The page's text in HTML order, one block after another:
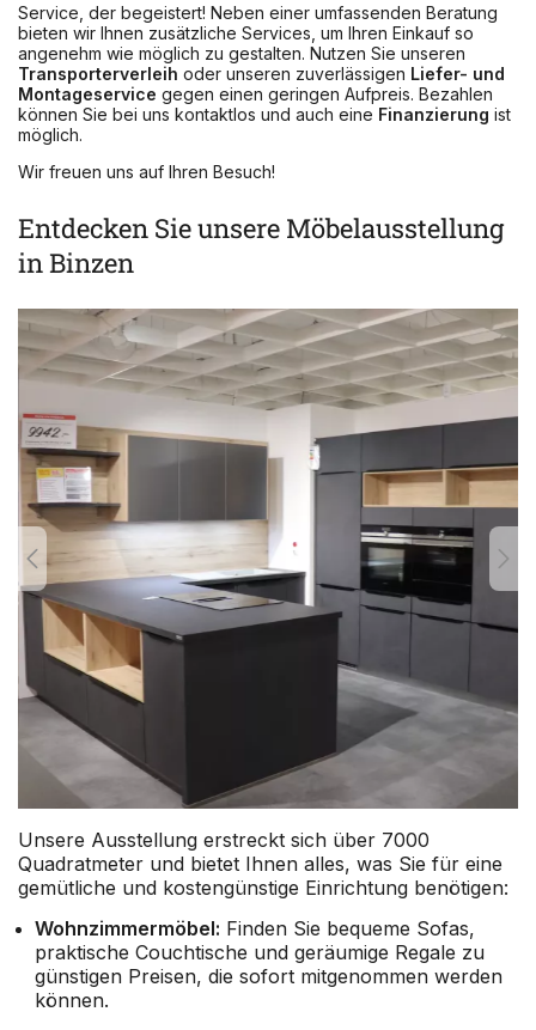
Service, der begeistert! Neben einer umfassenden Beratung
bieten wir Ihnen zusätzliche Services, um Ihren Einkauf so
angenehm wie möglich zu gestalten. Nutzen Sie unseren
Transporterverleih oder unseren zuverlässigen Liefer- und
Montageservice gegen einen geringen Aufpreis. Bezahlen
können Sie bei uns kontaktlos und auch eine Finanzierung ist
möglich.
Wir freuen uns auf Ihren Besuch!
Entdecken Sie unsere Möbelausstellung
in Binzen
Unsere Ausstellung erstreckt sich über 7000
Quadratmeter und bietet Ihnen alles, was Sie für eine
gemütliche und kostengünstige Einrichtung benötigen:
Wohnzimmermöbel: Finden Sie bequeme Sofas,
praktische Couchtische und geräumige Regale zu
günstigen Preisen, die sofort mitgenommen werden
können.